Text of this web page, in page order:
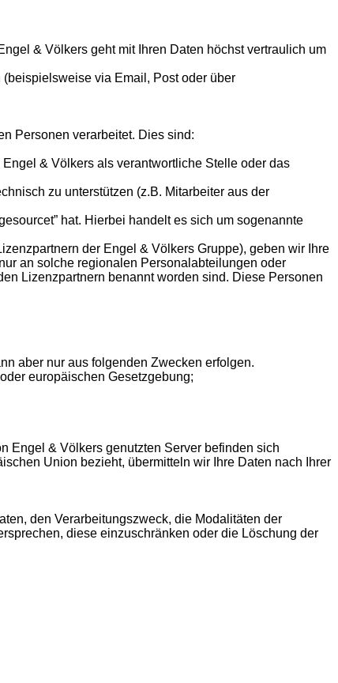
& Völkers geht mit Ihren Daten höchst vertraulich um
via Email, Post oder über
Personen verarbeitet. Dies sind:
& Völkers als verantwortliche Stelle oder das
zu unterstützen (z.B. Mitarbeiter aus der
hat. Hierbei handelt es sich um sogenannte
der Engel & Völkers Gruppe), geben wir Ihre
an solche regionalen Personalabteilungen oder
Lizenzpartnern benannt worden sind. Diese Personen
aber nur aus folgenden Zwecken erfolgen.
europäischen Gesetzgebung;
Engel & Völkers genutzten Server befinden sich
Union bezieht, übermitteln wir Ihre Daten nach Ihrer
den Verarbeitungszweck, die Modalitäten der
diese einzuschränken oder die Löschung der